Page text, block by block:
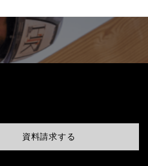
資料請求する